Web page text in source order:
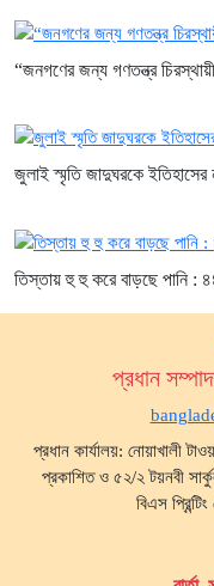
“জনগণের জন্য গণতন্ত্র
জুলাই স্মৃতি জাদুঘরকে
তিস্তায় হু হু করে বাড়ছে পানি :
প্রধান
প্রধান কার্যালয়: নোয়াখালী
প্রকাশিত ও ৫২/২ টয়নবী
বিএস